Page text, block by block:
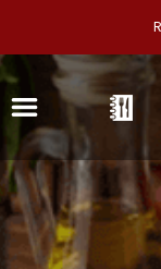
ACCUEIL